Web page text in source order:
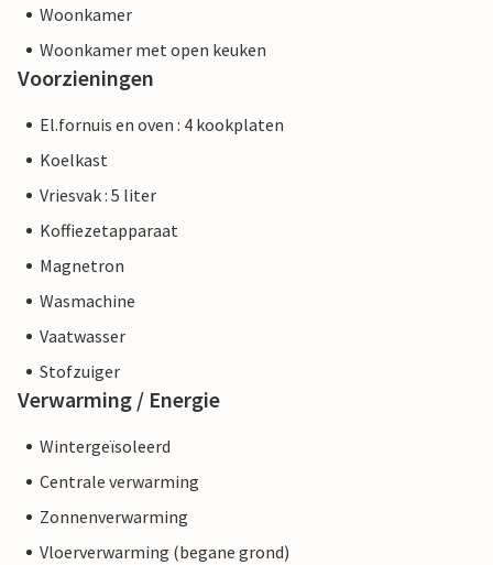
Woonkamer
Woonkamer met open keuken
Voorzieningen
El.fornuis en oven : 4 kookplaten
Koelkast
Vriesvak : 5 liter
Koffiezetapparaat
Magnetron
Wasmachine
Vaatwasser
Stofzuiger
Verwarming / Energie
Wintergeïsoleerd
Centrale verwarming
Zonnenverwarming
Vloerverwarming (begane grond)